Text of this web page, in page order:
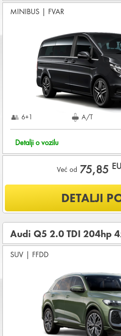
Vozilo proizvedeno 2026
Koji su osnovni uslovi za najam vozila?
Starost vozača između25 - 80
DEPOZIT NA KREDITNOJ
iznosa najma
KOMPLETNI
MINIBUS | FVAR
6+1 A/T
Detalji o vozilu
Već od 75,85
Šta je uključeno u ponudu?
OSNOVNI PAKET
(THW)
Koji su osnovni uslovi za najam vozila?
DEPOZIT NA KREDITNOJ
2.400,00 EUR+ iznosa najma
KOMPLETNI
DETALJI
Audi Q5 2.0 TDI 204hp
SUV | FFDD